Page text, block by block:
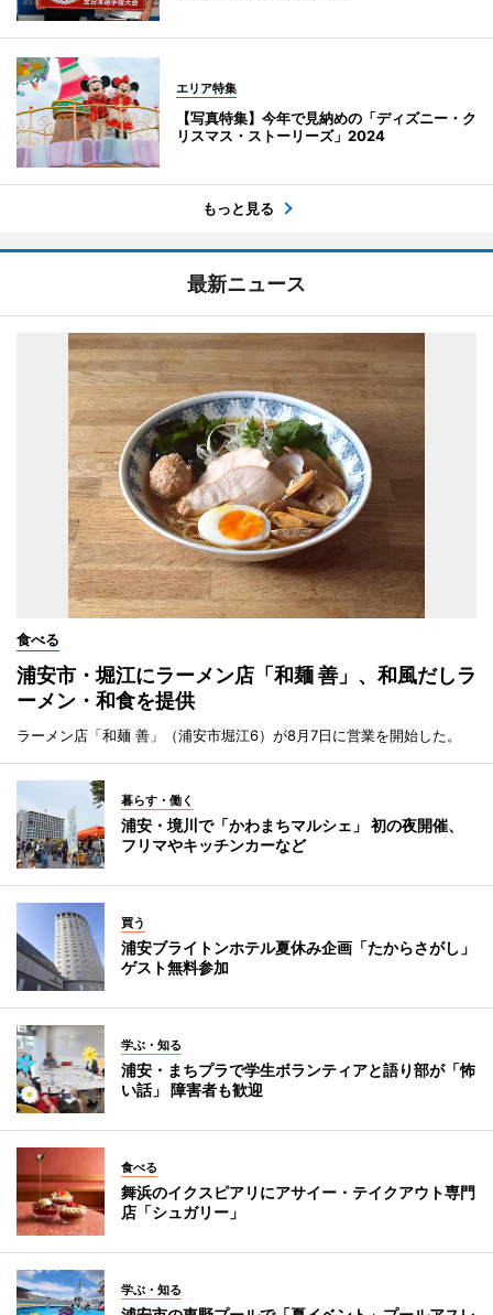
エリア特集
【写真特集】今年で見納めの「ディズニー・ク
リスマス・ストーリーズ」2024
もっと見る
最新ニュース
食べる
浦安市・堀江にラーメン店「和麺 善」、和風だしラ
ーメン・和食を提供
ラーメン店「和麺 善」（浦安市堀江6）が8月7日に営業を開始した。
暮らす・働く
浦安・境川で「かわまちマルシェ」 初の夜開催、
フリマやキッチンカーなど
買う
浦安ブライトンホテル夏休み企画「たからさがし」
ゲスト無料参加
学ぶ・知る
浦安・まちプラで学生ボランティアと語り部が「怖
い話」 障害者も歓迎
食べる
舞浜のイクスピアリにアサイー・テイクアウト専門
店「シュガリー」
学ぶ・知る